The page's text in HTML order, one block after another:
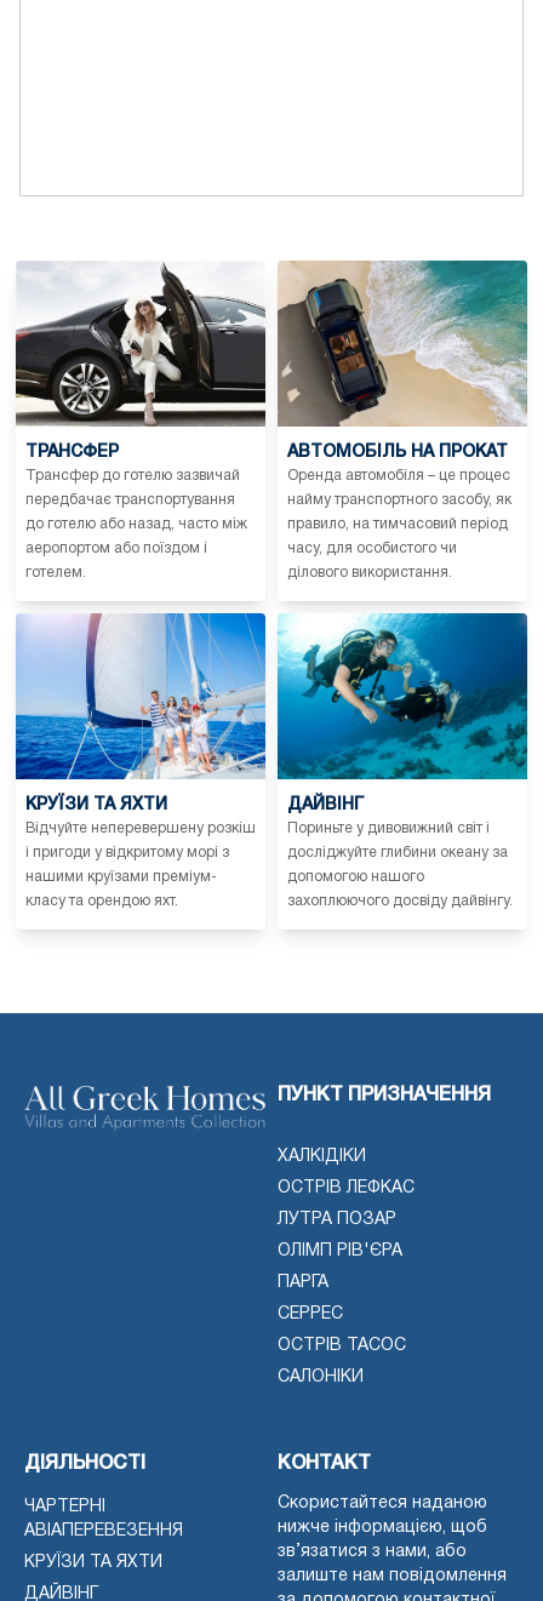
ТРАНСФЕР
Трансфер до готелю зазвичай
передбачає транспортування
до готелю або назад, часто між
аеропортом або поїздом і
готелем.
АВТОМОБІЛЬ НА ПРОКАТ
Оренда автомобіля – це процес
найму транспортного засобу, як
правило, на тимчасовий період
часу, для особистого чи
ділового використання.
КРУЇЗИ ТА ЯХТИ
Відчуйте неперевершену розкіш
і пригоди у відкритому морі з
нашими круїзами преміум-
класу та орендою яхт.
ДАЙВІНГ
Пориньте у дивовижний світ і
досліджуйте глибини океану за
допомогою нашого
захоплюючого досвіду дайвінгу.
ПУНКТ ПРИЗНАЧЕННЯ
ХАЛКІДІКИ
ОСТРІВ ЛЕФКАС
ЛУТРА ПОЗАР
ОЛІМП РІВ'ЄРА
ПАРГА
СЕРРЕС
ОСТРІВ ТАСОС
САЛОНІКИ
ДІЯЛЬНОСТІ
ЧАРТЕРНІ
АВІАПЕРЕВЕЗЕННЯ
КРУЇЗИ ТА ЯХТИ
ДАЙВІНГ
КОНТАКТ
Скористайтеся наданою
нижче інформацією, щоб
зв’язатися з нами, або
залиште нам повідомлення